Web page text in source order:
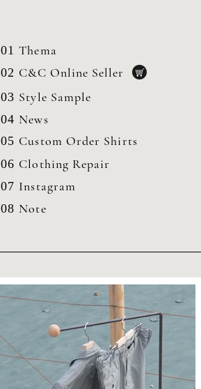
01 Thema
02 C&C Online Seller
03 Style Sample
04 News
05 Custom Order Shirts
06 Clothing Repair
07 Instagram
08 Note